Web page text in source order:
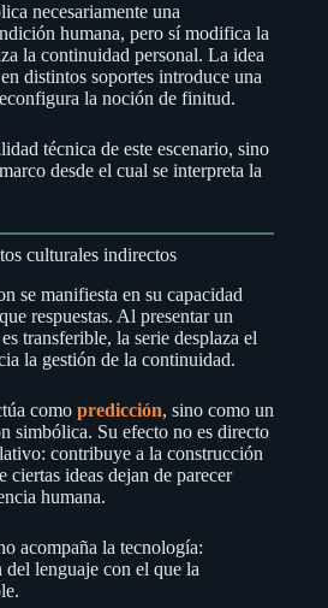
necesariamente una
humana, pero sí modifica la
la continuidad personal. La idea
distintos soportes introduce una
la noción de finitud.
técnica de este escenario, sino
desde el cual se interpreta la
culturales indirectos
se manifiesta en su capacidad
respuestas. Al presentar un
transferible, la serie desplaza el
la gestión de la continuidad.
como predicción, sino como un
simbólica. Su efecto no es directo
contribuye a la construcción
ideas dejan de parecer
humana.
acompaña la tecnología:
lenguaje con el que la